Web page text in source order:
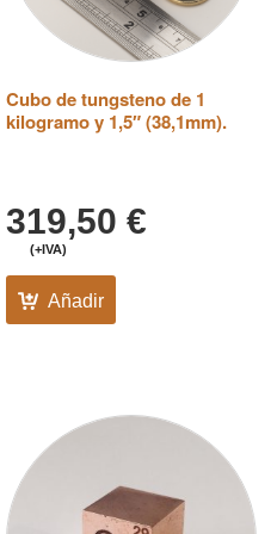
Cubo de tungsteno de 1
kilogramo y 1,5″ (38,1mm).
319,50 €
(+IVA)
Añadir